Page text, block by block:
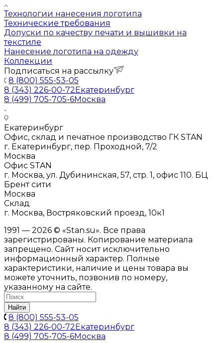
Технологии нанесения логотипа
Технические требования
Допуски по качеству печати и вышивки на
текстиле
Нанесение логотипа на одежду
Коллекции
Подписаться на рассылку
8 (800) 555-53-05
8 (343) 226-00-72Екатеринбург
8 (499) 705-705-6Москва
Екатеринбург
Офис, склад и печатное производство ГК STAN
г. Екатеринбург, пер. Проходной, 7/2
Москва
Офис STAN
г. Москва, ул. Дубининская, 57, стр. 1, офис 110. БЦ
Брент сити
Москва
Склад
г. Москва, Востряковский проезд, 10к1
1991 — 2026 © «Stan.su». Все права
зарегистрированы. Копирование материала
запрещено. Сайт носит исключительно
информационный характер. Полные
характеристики, наличие и цены товара вы
можете уточнить, позвонив по номеру,
указанному на сайте.
Найти
8 (800) 555-53-05
8 (343) 226-00-72Екатеринбург
8 (499) 705-705-6Москва